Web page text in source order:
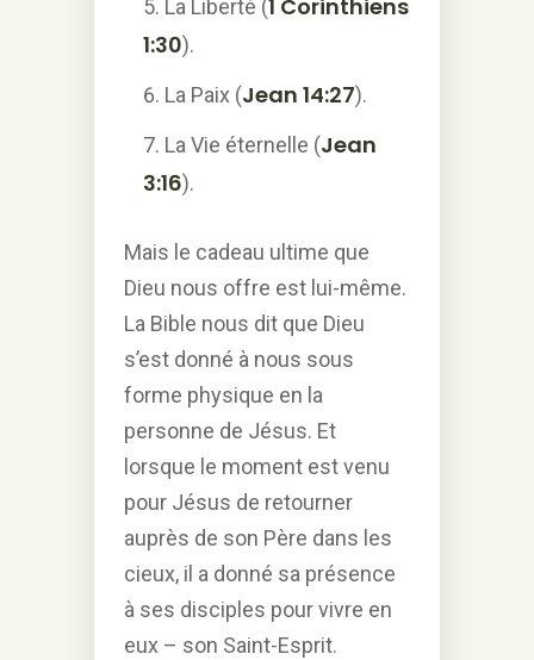
La Liberté (1 Corinthiens
1:30).
La Paix (Jean 14:27).
La Vie éternelle (Jean
3:16).
Mais le cadeau ultime que
Dieu nous offre est lui-même.
La Bible nous dit que Dieu
s’est donné à nous sous
forme physique en la
personne de Jésus. Et
lorsque le moment est venu
pour Jésus de retourner
auprès de son Père dans les
cieux, il a donné sa présence
à ses disciples pour vivre en
eux – son Saint-Esprit.